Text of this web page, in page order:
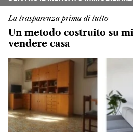
La trasparenza prima di tutto
Un metodo costruito su
vendere casa